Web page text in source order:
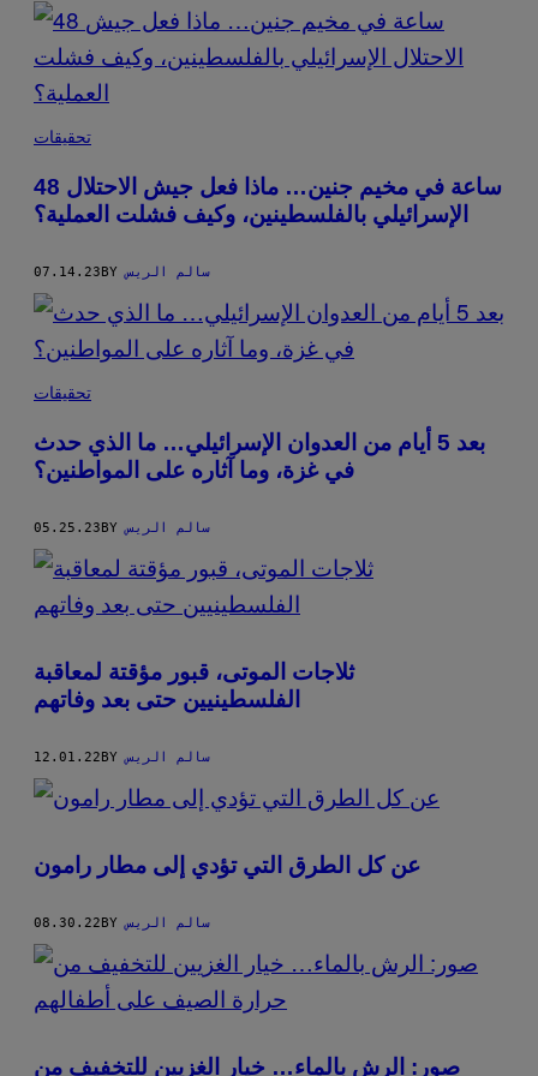
POSTS
BY
THIS
AUTHOR
تحقيقات
48 ساعة في مخيم جنين… ماذا فعل جيش الاحتلال
الإسرائيلي بالفلسطينين، وكيف فشلت العملية؟
07.14.23BYسالم الريس
تحقيقات
بعد 5 أيام من العدوان الإسرائيلي… ما الذي حدث
في غزة، وما آثاره على المواطنين؟
05.25.23BYسالم الريس
ثلاجات الموتى، قبور مؤقتة لمعاقبة
الفلسطينيين حتى بعد وفاتهم
12.01.22BYسالم الريس
عن كل الطرق التي تؤدي إلى مطار رامون
08.30.22BYسالم الريس
صور: الرش بالماء… خيار الغزيين للتخفيف من